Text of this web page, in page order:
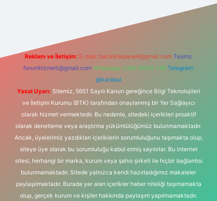
Reklam ve İletişim: E-mail: backlinkpaneli@gmail.com Teams:
forumhizmeti@gmail.com Whatsapp: 0262 606 0 726 Telegram:
@karabul
Yasal Uyarı: Sitemiz, 5651 Sayılı Kanun gereğince Bilgi Teknolojileri
ve İletişim Kurumu (BTK) tarafından onaylanmış bir Yer Sağlayıcı
olarak hizmet vermektedir. Bu nedenle, sitedeki içerikleri proaktif
olarak denetleme veya araştırma yükümlülüğümüz bulunmamaktadır.
Ancak, üyelerimiz yazdıkları içeriklerin sorumluluğunu taşımakta olup,
siteye üye olarak bu sorumluluğu kabul etmiş sayılırlar. Bu internet
sitesi, herhangi bir marka, kurum veya şahıs şirketi ile hiçbir bağlantısı
bulunmamaktadır. Sitede yalnızca kendi hazırladığımız makaleler
paylaşılmaktadır. Burada yer alan içerikler haber niteliği taşımamakta
olup, gerçek kurum ve kişiler hakkında paylaşım yapılmamaktadır.